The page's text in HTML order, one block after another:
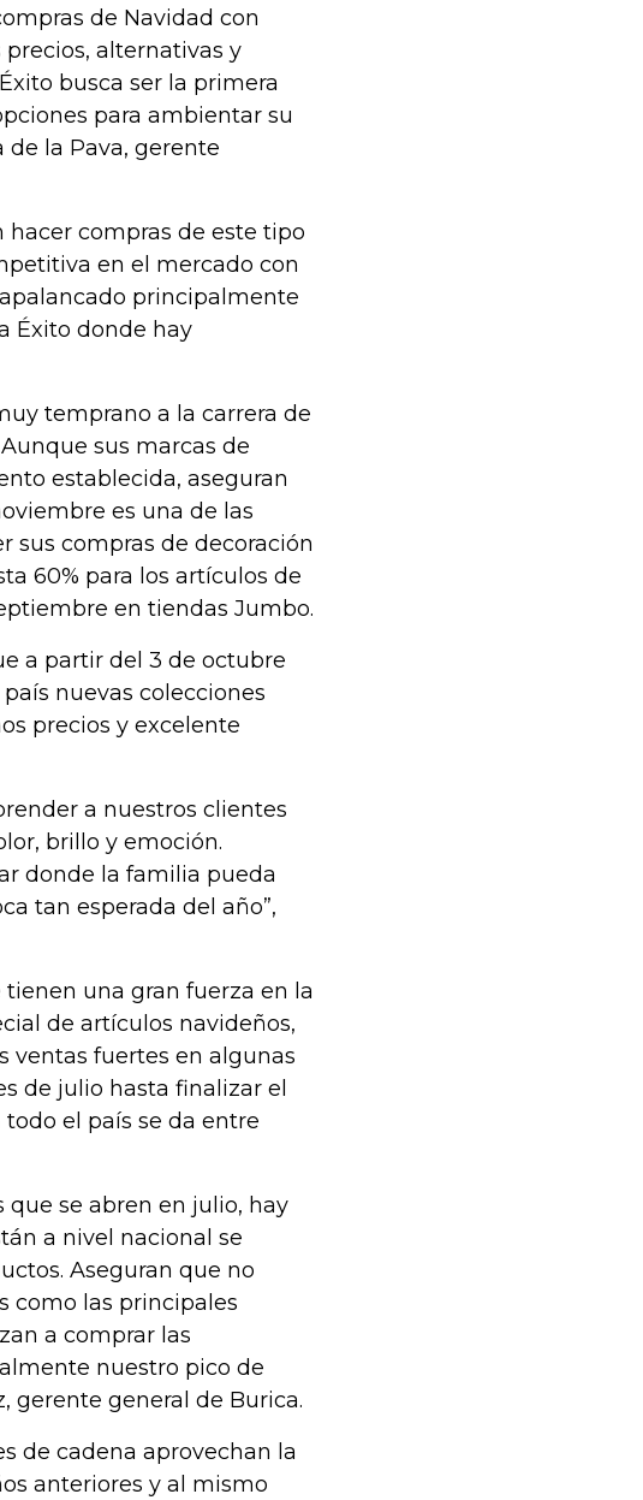
de Navidad con
alternativas y
busca ser la primera
para ambientar su
de la Pava, gerente
hacer compras de este tipo
en el mercado con
principalmente
Éxito donde hay
temprano a la carrera de
sus marcas de
establecida, aseguran
es una de las
sus compras de decoración
60% para los artículos de
en tiendas Jumbo.
a partir del 3 de octubre
nuevas colecciones
precios y excelente
a nuestros clientes
brillo y emoción.
donde la familia pueda
tan esperada del año”,
una gran fuerza en la
de artículos navideños,
ventas fuertes en algunas
de julio hasta finalizar el
el país se da entre
que se abren en julio, hay
a nivel nacional se
Aseguran que no
como las principales
a comprar las
nuestro pico de
gerente general de Burica.
de cadena aprovechan la
anteriores y al mismo